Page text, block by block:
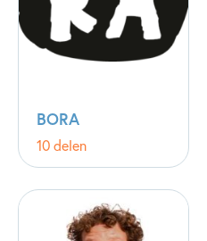
BORA
10 delen